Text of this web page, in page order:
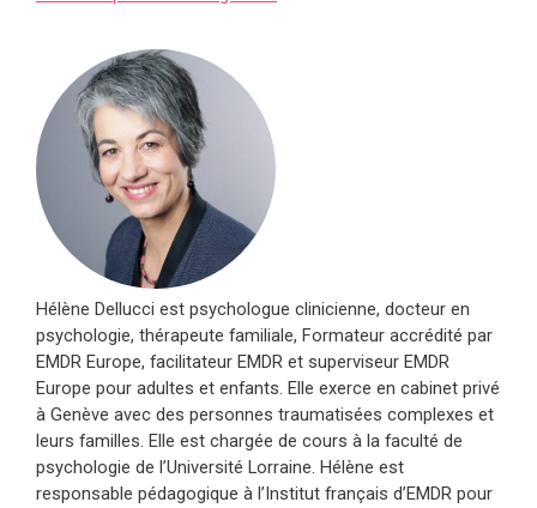
Hélène Dellucci est psychologue clinicienne, docteur en
psychologie, thérapeute familiale, Formateur accrédité par
EMDR Europe, facilitateur EMDR et superviseur EMDR
Europe pour adultes et enfants. Elle exerce en cabinet privé
à Genève avec des personnes traumatisées complexes et
leurs familles. Elle est chargée de cours à la faculté de
psychologie de l’Université Lorraine. Hélène est
responsable pédagogique à l’Institut français d’EMDR pour